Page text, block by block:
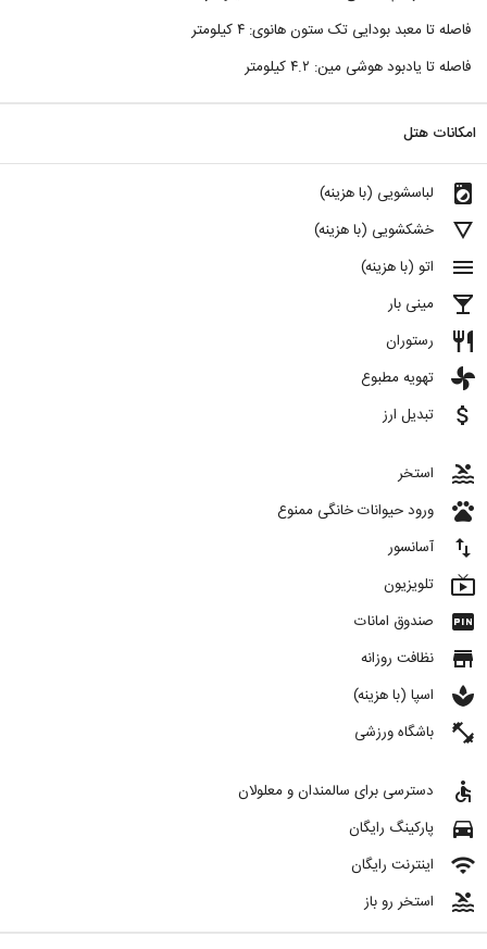
فاصله تا معبد بودایی تک ستون هانوی: ۴ کیلومتر
فاصله تا یادبود هوشی مین: ۴.۲ کیلومتر
امکانات هتل
local_laundry_service لباسشویی (با هزینه)
details خشکشویی (با هزینه)
menu اتو (با هزینه)
local_bar مینی بار
restaurant رستوران
toys تهویه مطبوع
attach_money تبدیل ارز
pool استخر
pets ورود حیوانات خانگی ممنوع
import_export آسانسور
live_tv تلویزیون
fiber_pin صندوق امانات
store نظافت روزانه
spa اسپا (با هزینه)
fitness_center باشگاه ورزشی
accessible دسترسی برای سالمندان و معلولان
directions_car پارکینگ رایگان
wifi اینترنت رایگان
pool استخر رو باز